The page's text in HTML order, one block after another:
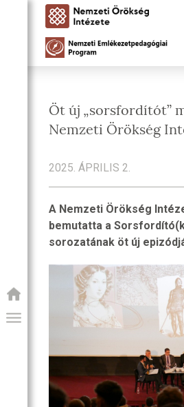
Öt új „sorsfordítót”
Nemzeti Örökség
2025. ÁPRILIS 2.
A Nemzeti Örökség
bemutatta a
sorozatának öt új